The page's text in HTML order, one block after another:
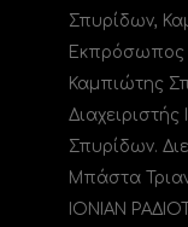
Σπυρίδων,
Εκπρόσωπος
Καμπιώτης
Σπυρίδων.
Μπάστα
ΙΟΝΙΑΝ